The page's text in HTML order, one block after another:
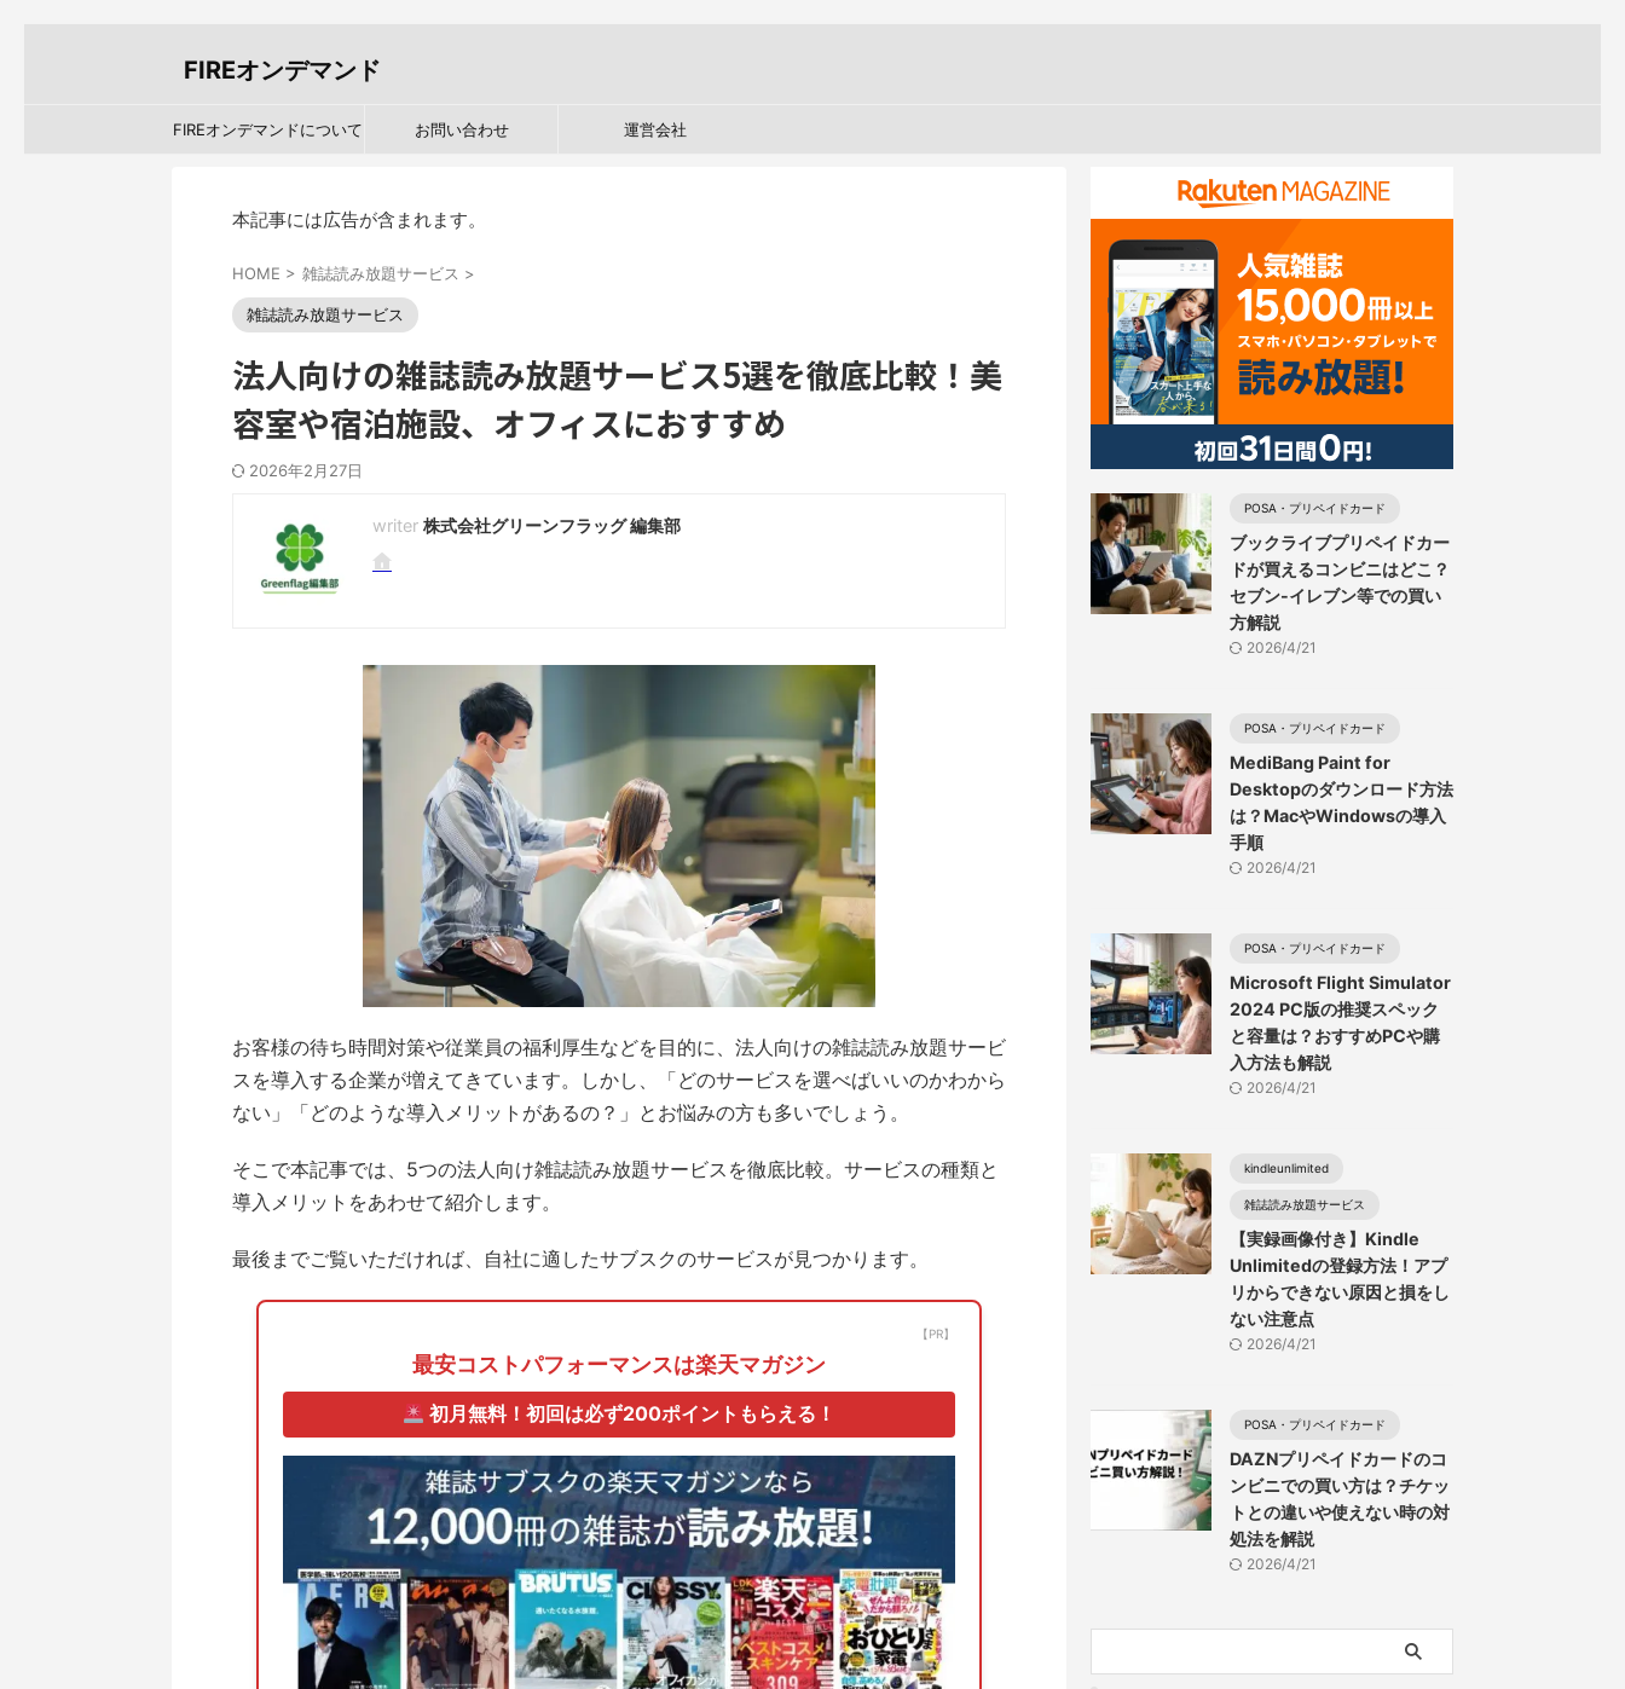
FIREオンデマンド
FIREオンデマンドについて お問い合わせ 運営会社
本記事には広告が含まれます。
HOME > 雑誌読み放題サービス >
雑誌読み放題サービス
法人向けの雑誌読み放題サービス5選を徹底比較！美
容室や宿泊施設、オフィスにおすすめ
2026年2月27日
株式会社グリーンフラッグ 編集部
お客様の待ち時間対策や従業員の福利厚生などを目的に、法人向けの雑誌読み放題サービ
スを導入する企業が増えてきています。しかし、「どのサービスを選べばいいのかわから
ない」「どのような導入メリットがあるの？」とお悩みの方も多いでしょう。
そこで本記事では、5つの法人向け雑誌読み放題サービスを徹底比較。サービスの種類と
導入メリットをあわせて紹介します。
最後までご覧いただければ、自社に適したサブスクのサービスが見つかります。
【PR】
最安コストパフォーマンスは楽天マガジン
初月無料！初回は必ず200ポイントもらえる！
POSA・プリペイドカード
ブックライブプリペイドカー
ドが買えるコンビニはどこ？
セブン-イレブン等での買い
方解説
2026/4/21
POSA・プリペイドカード
MediBang Paint for
Desktopのダウンロード方法
は？MacやWindowsの導入
手順
2026/4/21
POSA・プリペイドカード
Microsoft Flight Simulator
2024 PC版の推奨スペック
と容量は？おすすめPCや購
入方法も解説
2026/4/21
kindleunlimited
雑誌読み放題サービス
【実録画像付き】Kindle
Unlimitedの登録方法！アプ
リからできない原因と損をし
ない注意点
2026/4/21
POSA・プリペイドカード
DAZNプリペイドカードのコ
ンビニでの買い方は？チケッ
トとの違いや使えない時の対
処法を解説
2026/4/21